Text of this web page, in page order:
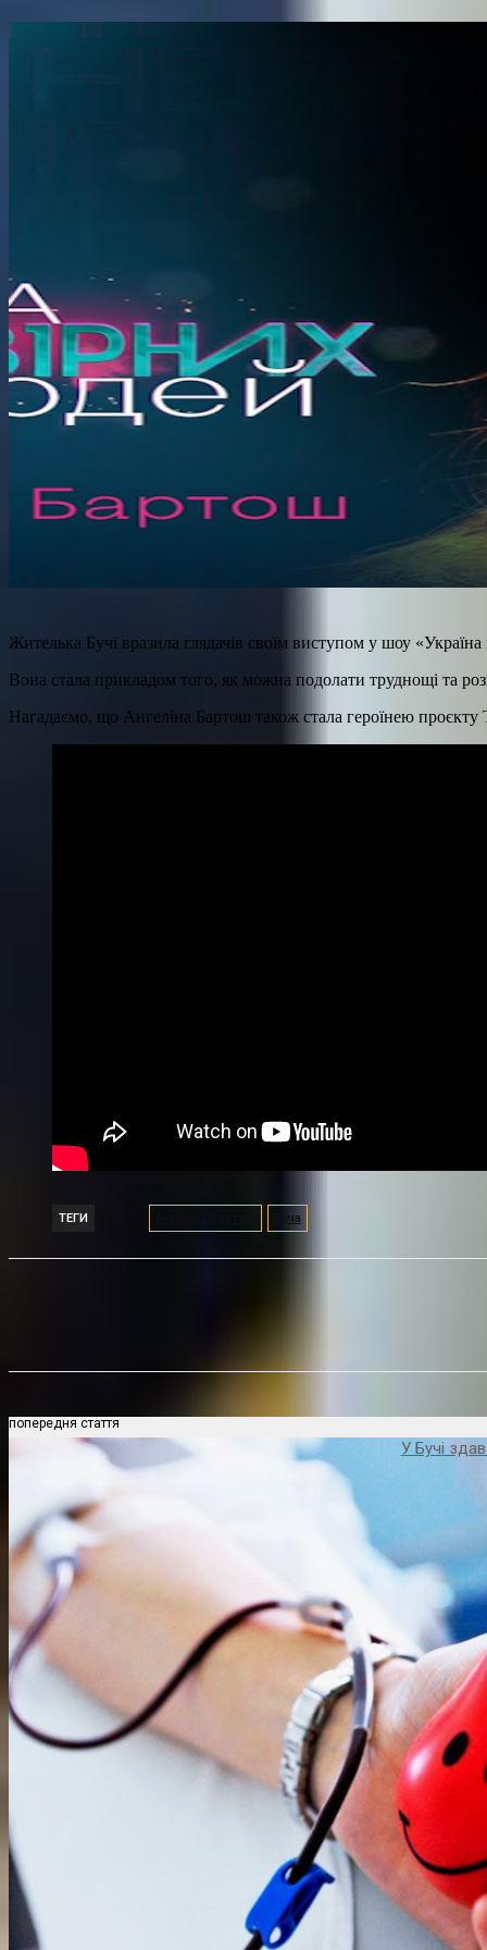
Жителька Бучі вразила глядачів своїм виступом у шоу
Вона стала прикладом того, як можна подолати труднощі та
Нагадаємо, що Ангеліна Бартош також стала героїнею проєкту
ТЕГИ Буча
попередня стаття
У Бучі